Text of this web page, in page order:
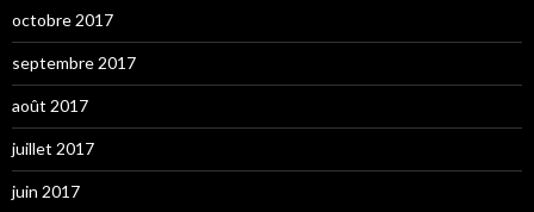
octobre 2017
septembre 2017
août 2017
juillet 2017
juin 2017